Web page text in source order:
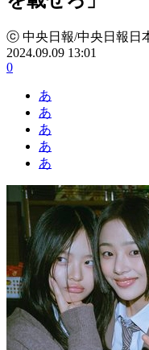
ⓒ 中央日報/中央日報日
2024.09.09 13:01
0
あ
あ
あ
あ
あ